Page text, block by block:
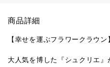
商品詳細
【幸せを運ぶフラワークラウン
大人気を博した『シュクリエ』